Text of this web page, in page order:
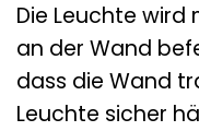
Die Leuchte wird
an der Wand
dass die Wand
Leuchte sicher